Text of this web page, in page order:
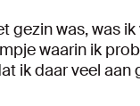
gezin was, was
waarin ik
ik daar veel aan